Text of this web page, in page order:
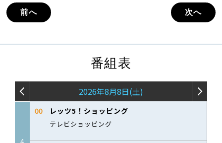
前へ 次へ
番組表